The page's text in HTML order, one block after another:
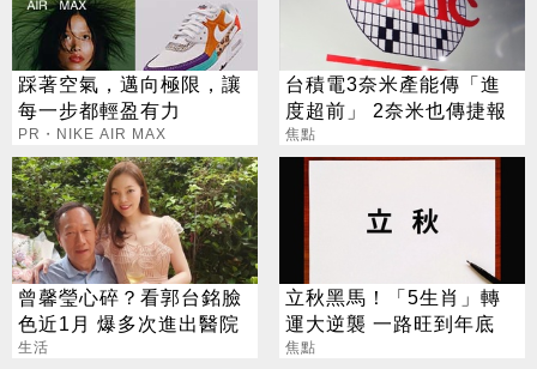
踩著空氣，邁向極限，讓
每一步都輕盈有力
PR・NIKE AIR MAX
台積電3奈米產能傳「進
度超前」 2奈米也傳捷報
焦點
曾馨瑩心碎？看郭台銘臉
色近1月 爆多次進出醫院
生活
立秋黑馬！「5生肖」轉
運大逆襲 一路旺到年底
焦點